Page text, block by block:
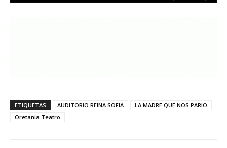
ETIQUETAS AUDITORIO REINA SOFIA
LA MADRE QUE NOS PARIO
Oretania Teatro